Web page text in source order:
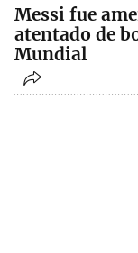
Messi fue
atentado de
Mundial